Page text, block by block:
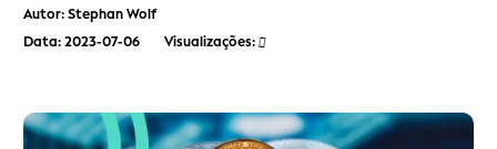
Autor: Stephan Wolf
Data: 2023-07-06
Visualizações: